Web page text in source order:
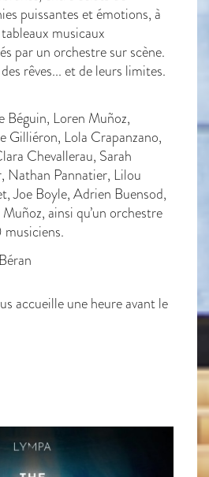
puissantes et émotions, à
musicaux
par un orchestre sur scène.
rêves... et de leurs limites.
Béguin, Loren Muñoz,
Gilliéron, Lola Crapanzano,
Chevallerau, Sarah
Nathan Pannatier, Lilou
Joe Boyle, Adrien Buensod,
ainsi qu’un orchestre
accueille une heure avant le